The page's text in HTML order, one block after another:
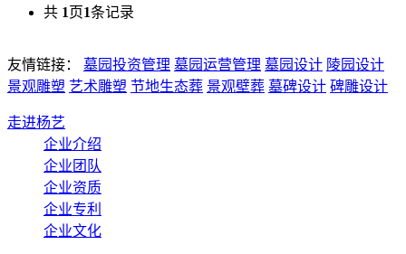
共 1页1条记录
友情链接： 墓园投资管理 墓园运营管理 墓园设计 陵园设计
景观雕塑 艺术雕塑 节地生态葬 景观壁葬 墓碑设计 碑雕设计
走进杨艺
企业介绍
企业团队
企业资质
企业专利
企业文化